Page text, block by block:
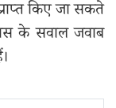
किए जा सकते
के सवाल जवाब